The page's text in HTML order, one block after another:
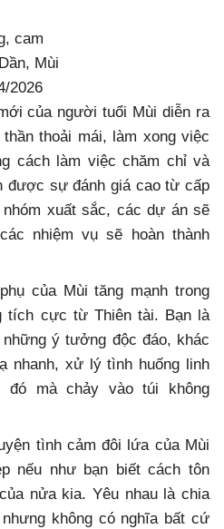
cam
Mùi
2026
của người tuổi Mùi diễn ra
thoải mái, làm xong việc
cách làm việc chăm chỉ và
được sự đánh giá cao từ cấp
xuất sắc, các dự án sẽ
nhiệm vụ ​​sẽ hoàn thành
của Mùi tăng mạnh trong
tích cực từ Thiên tài. Bạn là
ý tưởng độc đáo, khác
nhanh, xử lý tình huống linh
đó mà chảy vào túi không
tình cảm đôi lứa của Mùi
nếu như bạn biết cách tôn
nửa kia. Yêu nhau là chia
không có nghĩa bất cứ